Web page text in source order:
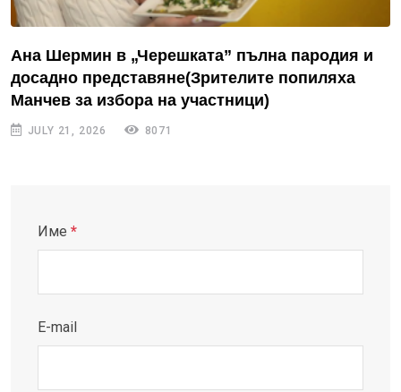
Ана Шермин в „Черешката” пълна пародия и
досадно представяне(Зрителите попиляха
Манчев за избора на участници)
JULY 21, 2026 8071
Име *
E-mail